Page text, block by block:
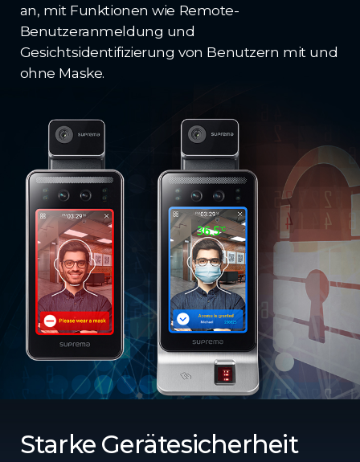
an, mit Funktionen wie Remote-
Benutzeranmeldung und
Gesichtsidentifizierung von Benutzern mit und
ohne Maske.
Starke Gerätesicherheit